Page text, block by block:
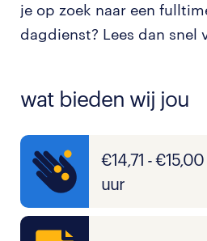
je op zoek naar een
dagdienst? Lees dan snel
wat bieden wij jou
€14,71 -
uur